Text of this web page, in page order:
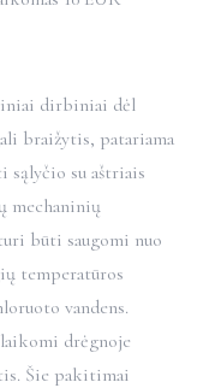
dirbiniai dėl
braižytis, patariama
su aštriais
mechaninių
būti saugomi nuo
temperatūros
vandens.
drėgnoje
Šie pakitimai